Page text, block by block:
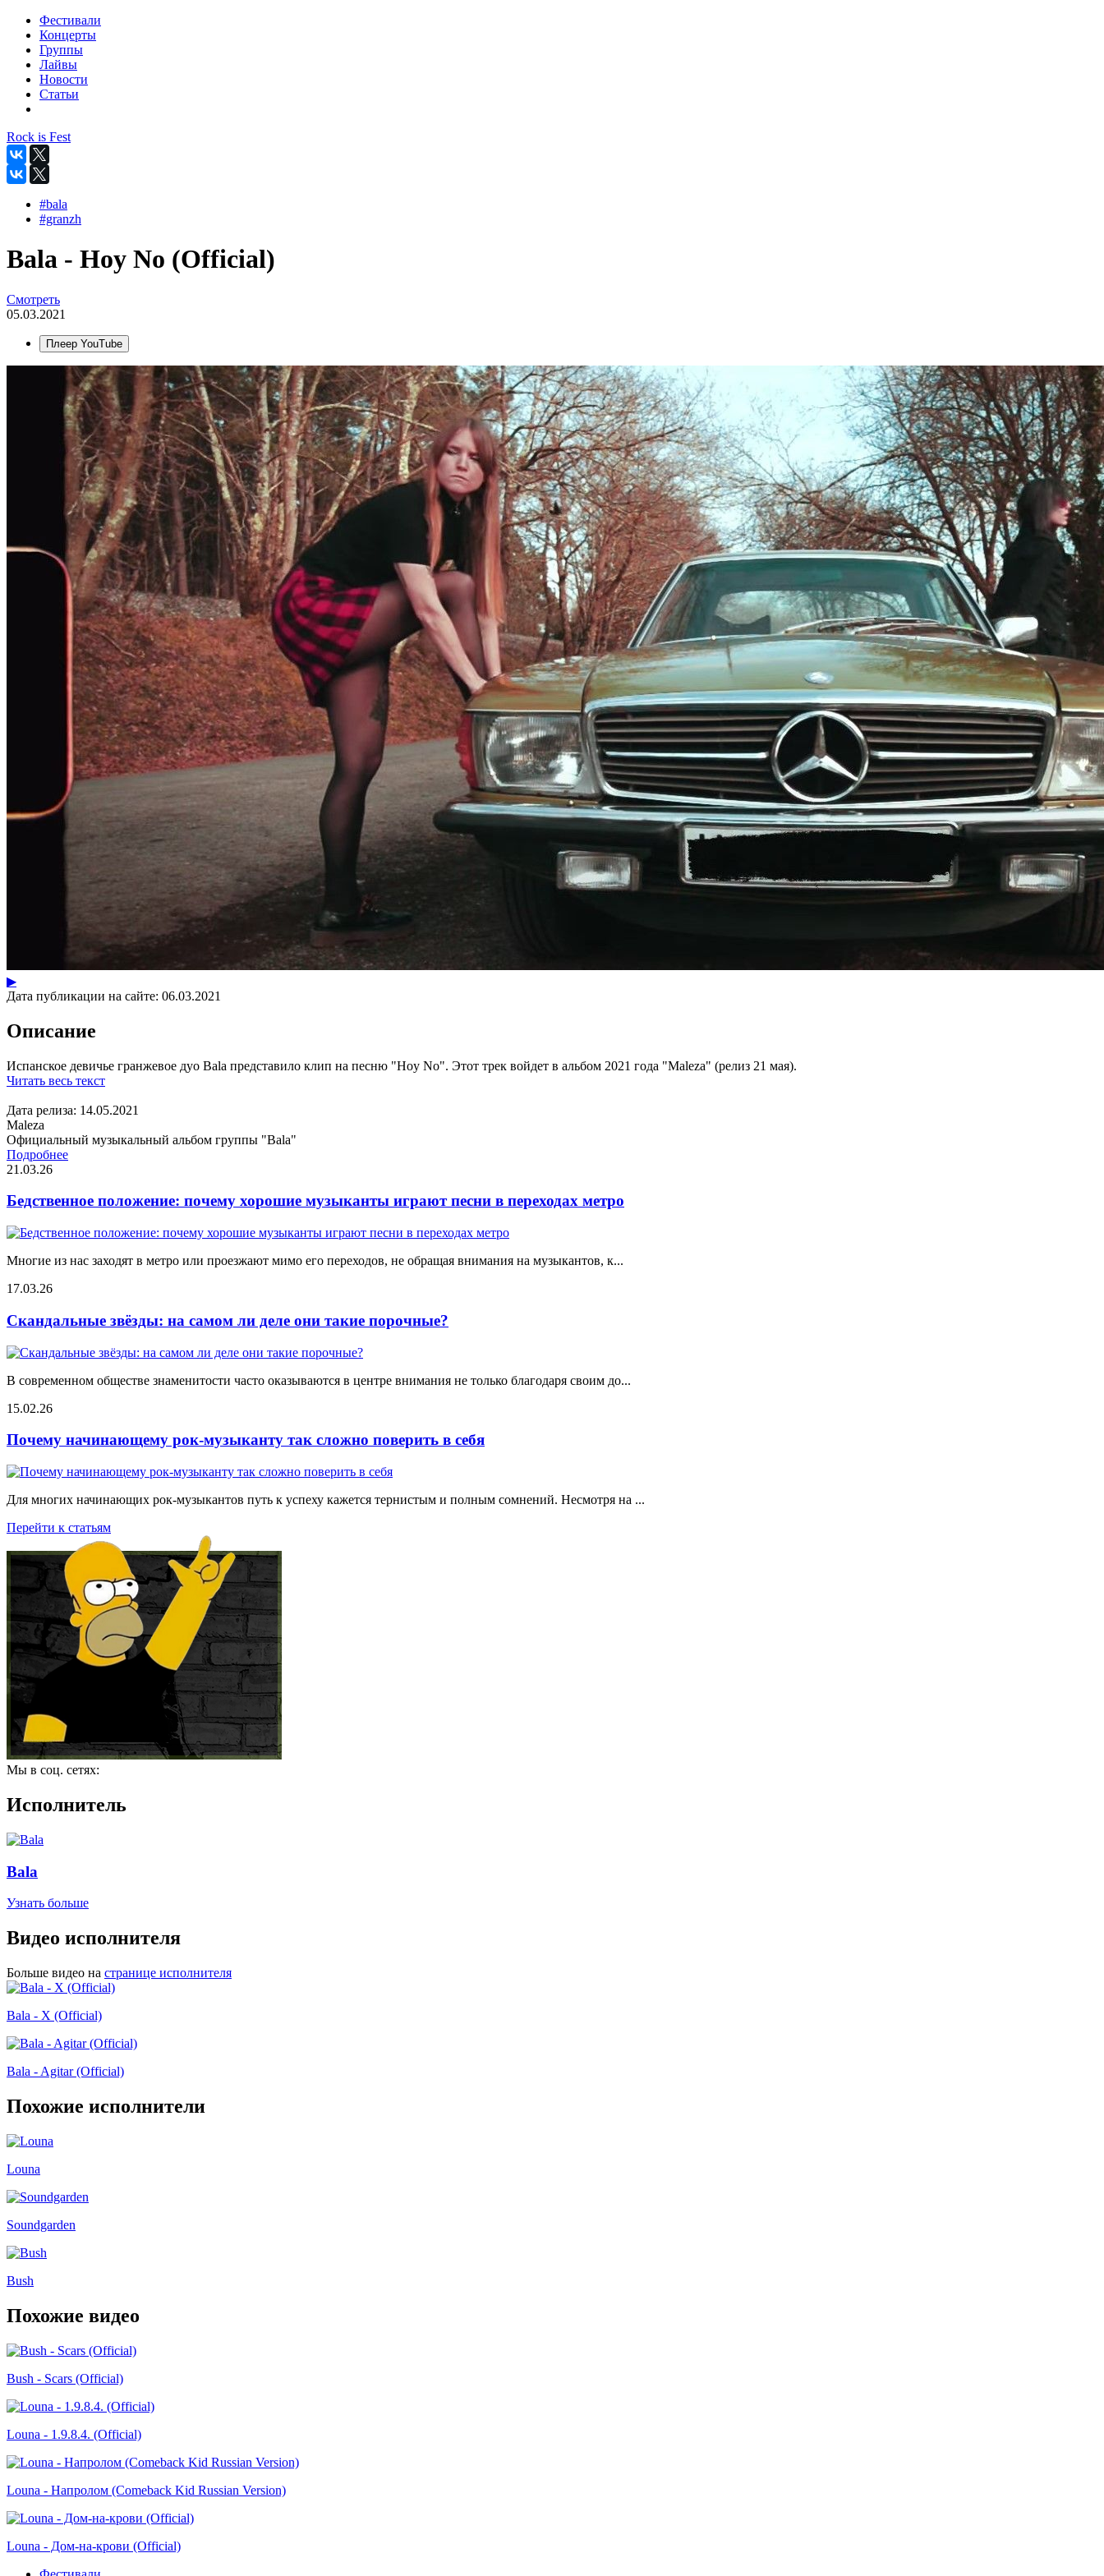
Фестивали
Концерты
Группы
Лайвы
Новости
Статьи
Rock is Fest
#bala
#granzh
Bala - Hoy No (Official)
Смотреть
05.03.2021
Плеер YouTube
▶
Дата публикации на сайте: 06.03.2021
Описание
Испанское девичье гранжевое дуо Bala представило клип на песню "Hoy No". Этот трек войдет в альбом 2021 года "Maleza" (релиз 21 мая).
Читать весь текст
Дата релиза: 14.05.2021
Maleza
Официальный музыкальный альбом группы "Bala"
Подробнее
21.03.26
Бедственное положение: почему хорошие музыканты играют песни в переходах метро
Многие из нас заходят в метро или проезжают мимо его переходов, не обращая внимания на музыкантов, к...
17.03.26
Скандальные звёзды: на самом ли деле они такие порочные?
В современном обществе знаменитости часто оказываются в центре внимания не только благодаря своим до...
15.02.26
Почему начинающему рок-музыканту так сложно поверить в себя
Для многих начинающих рок-музыкантов путь к успеху кажется тернистым и полным сомнений. Несмотря на ...
Перейти к статьям
Мы в соц. сетях:
Исполнитель
Bala
Узнать больше
Видео исполнителя
Больше видео на странице исполнителя
Bala - X (Official)
Bala - Agitar (Official)
Похожие исполнители
Louna
Soundgarden
Bush
Похожие видео
Bush - Scars (Official)
Louna - 1.9.8.4. (Official)
Louna - Напролом (Comeback Kid Russian Version)
Louna - Дом-на-крови (Official)